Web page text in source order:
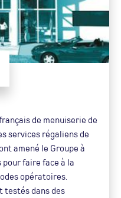
de menuiserie de
services régaliens de
amené le Groupe à
faire face à la
opératoires.
testés dans des